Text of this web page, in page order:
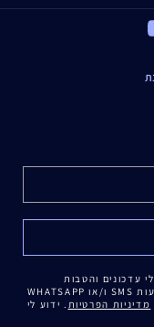
Facebook
עדכונים והטבות
באמצעים דיגיטליים לרבות דוא"ל ו/או הודעות SMS ו/או WHATSAPP
מדיניות הפרטיות . ידוע לי